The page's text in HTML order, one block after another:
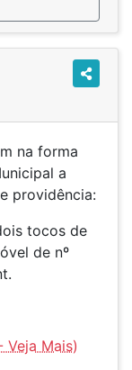
na forma
a
providência:
tocos de
de nº